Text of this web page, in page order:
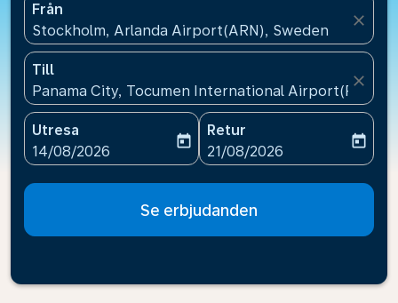
Från
Stockholm, Arlanda Airport(ARN), Sweden
close
Till
Panama City, Tocumen International Airport(PTY),
close
Utresa
fc-booking-departure-date-aria-label
14/08/2026
today
Retur
fc-booking-return-date-
21/08/2026
today
Se erbjudanden